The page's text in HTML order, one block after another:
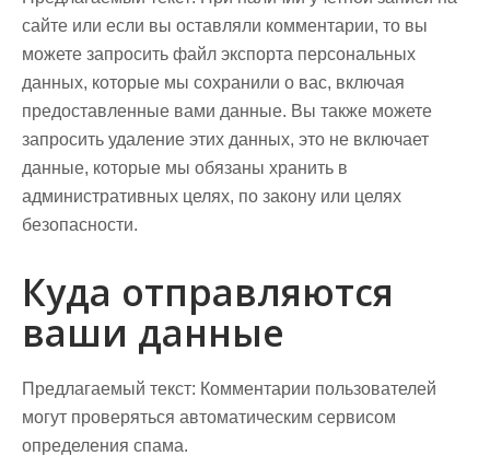
сайте или если вы оставляли комментарии, то вы
можете запросить файл экспорта персональных
данных, которые мы сохранили о вас, включая
предоставленные вами данные. Вы также можете
запросить удаление этих данных, это не включает
данные, которые мы обязаны хранить в
административных целях, по закону или целях
безопасности.
Куда отправляются
ваши данные
Предлагаемый текст: Комментарии пользователей
могут проверяться автоматическим сервисом
определения спама.